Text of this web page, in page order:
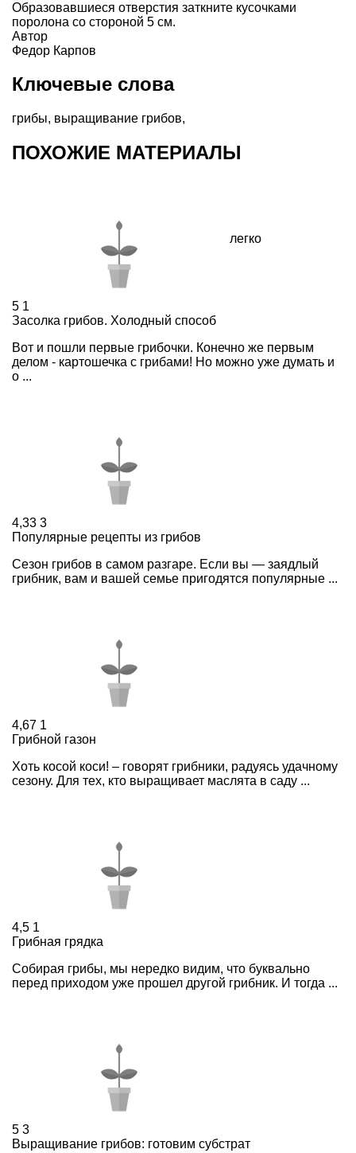
Образовавшиеся отверстия заткните кусочками
поролона со стороной 5 см.
Автор
Федор Карпов
Ключевые слова
грибы, выращивание грибов,
ПОХОЖИЕ МАТЕРИАЛЫ
легко
5 1
Засолка грибов. Холодный cпособ
Вот и пошли первые грибочки. Конечно же первым
делом - картошечка с грибами! Но можно уже думать и
о ...
4,33 3
Популярные рецепты из грибов
Сезон грибов в самом разгаре. Если вы — заядлый
грибник, вам и вашей семье пригодятся популярные ...
4,67 1
Грибной газон
Хоть косой коси! – говорят грибники, радуясь удачному
сезону. Для тех, кто выращивает маслята в саду ...
4,5 1
Грибная грядка
Собирая грибы, мы нередко видим, что буквально
перед приходом уже прошел другой грибник. И тогда ...
5 3
Выращивание грибов: готовим субстрат